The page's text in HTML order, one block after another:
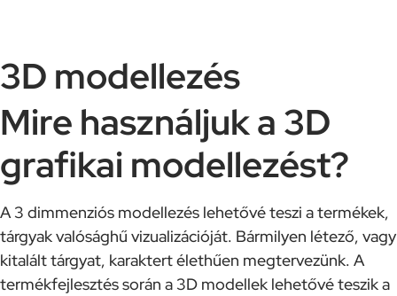
3D modellezés
Mire használjuk a 3D
grafikai modellezést?
A 3 dimmenziós modellezés lehetővé teszi a termékek,
tárgyak valósághű vizualizációját. Bármilyen létező, vagy
kitalált tárgyat, karaktert élethűen megtervezünk. A
termékfejlesztés során a 3D modellek lehetővé teszik a